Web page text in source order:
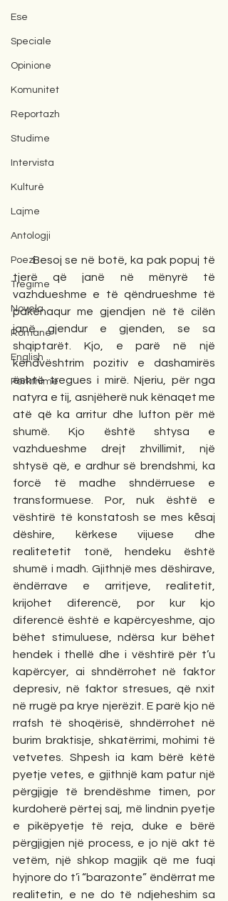
Ese
Speciale
Opinione
Komunitet
Reportazh
Studime
Intervista
Kulturë
Lajme
Antologji
Poezi
Tregime
Novela
Romane
English
Përkthime
      Besoj se në botë, ka pak popuj të
tjerë që janë në mënyrë të
vazhdueshme e të qëndrueshme të
pakënaqur me gjendjen në të cilën
janë gjendur e gjenden, se sa
shqiptarët. Kjo, e parë në një
këndvështrim pozitiv e dashamirës
është tregues i mirë. Njeriu, për nga
natyra e tij, asnjëherë nuk kënaqet me
atë që ka arritur dhe lufton për më
shumë. Kjo është shtysa e
vazhdueshme drejt zhvillimit, një
shtysë që, e ardhur së brendshmi, ka
forcë të madhe shndërruese e
transformuese. Por, nuk është e
vështirë të konstatosh se mes kēsaj
dëshire, kërkese vijuese dhe
realitetetit tonë, hendeku është
shumë i madh. Gjithnjë mes dëshirave,
ëndërrave e arritjeve, realitetit,
krijohet diferencë, por kur kjo
diferencë është e kapërcyeshme, ajo
bëhet stimuluese, ndërsa kur bëhet
hendek i thellë dhe i vështirë për t’u
kapërcyer, ai shndërrohet në faktor
depresiv, në faktor stresues, që nxit
në rrugë pa krye njerëzit. E parë kjo në
rrafsh të shoqërisë, shndërrohet në
burim braktisje, shkatërrimi, mohimi të
vetvetes. Shpesh ia kam bërë këtë
pyetje vetes, e gjithnjë kam patur një
përgjigje të brendëshme timen, por
kurdoherë përtej saj, më lindnin pyetje
e pikëpyetje të reja, duke e bërë
përgjigjen një process, e jo një akt të
vetëm, një shkop magjik që me fuqi
hyjnore do t’i “barazonte” ëndërrat me
realitetin, e ne do të ndjeheshim sa